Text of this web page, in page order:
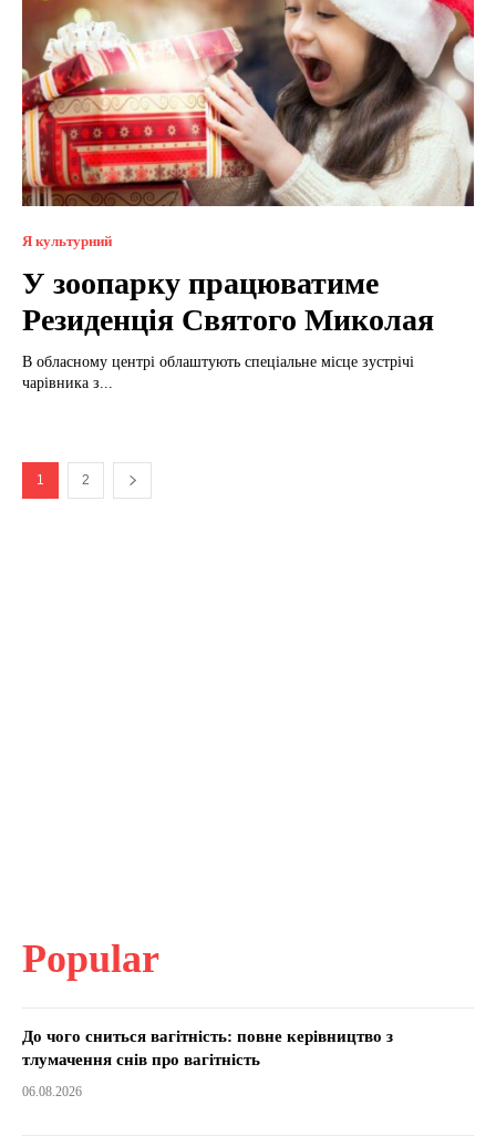
Я культурний
У зоопарку працюватиме
Резиденція Святого Миколая
В обласному центрі облаштують спеціальне місце зустрічі
чарівника з...
1 2
Popular
До чого сниться вагітність: повне керівництво з
тлумачення снів про вагітність
06.08.2026